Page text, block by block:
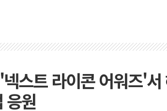
스트 라이콘 어워즈'서
응원